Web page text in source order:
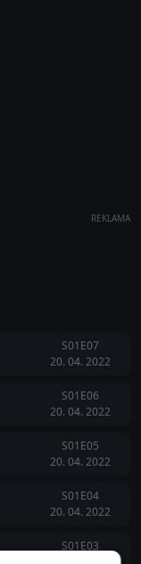
REKLAMA
S01E07
20. 04. 2022
S01E06
20. 04. 2022
S01E05
20. 04. 2022
S01E04
20. 04. 2022
S01E03